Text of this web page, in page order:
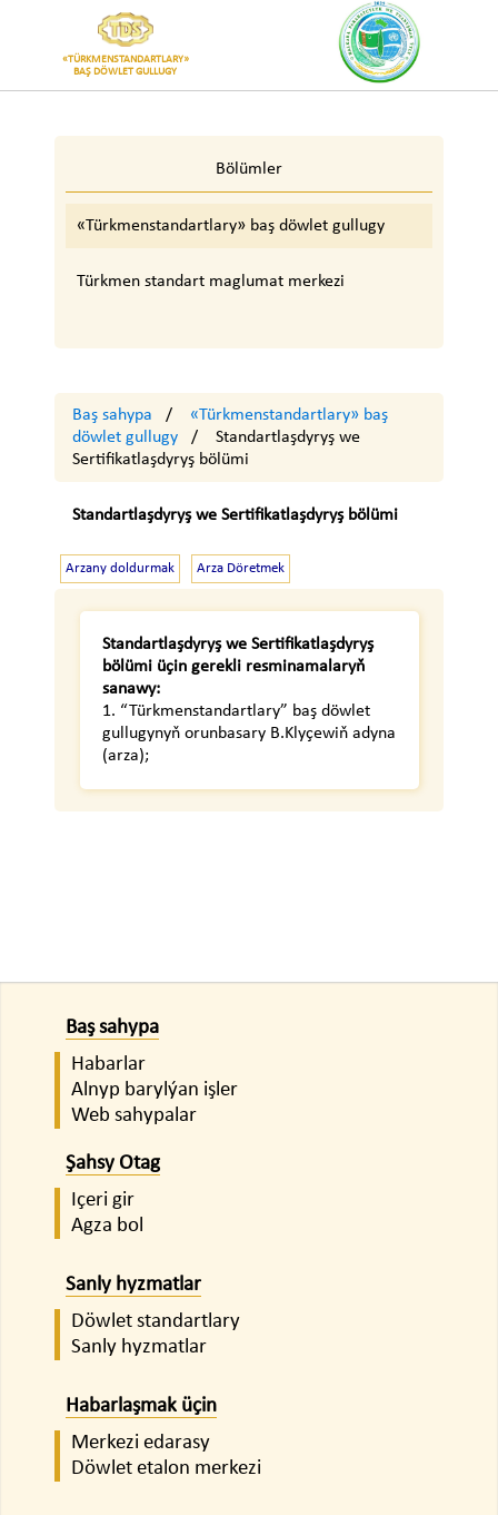
«TÜRKMENSTANDARTLARY»
BAŞ DÖWLET GULLUGY
Bölümler
«Türkmenstandartlary» baş döwlet gullugy
Türkmen standart maglumat merkezi
Baş sahypa
«Türkmenstandartlary» baş
döwlet gullugy
Standartlaşdyryş we
Sertifikatlaşdyryş bölümi
Standartlaşdyryş we Sertifikatlaşdyryş bölümi
Arzany doldurmak Arza Döretmek
Standartlaşdyryş we Sertifikatlaşdyryş
bölümiüçin gerekli resminamalaryň
sanawy:
1. “Türkmenstandartlary” baş döwlet
gullugynyň orunbasary B.Klyçewiň adyna
(arza);
Baş sahypa
Habarlar
Alnyp barylýan işler
Web sahypalar
Şahsy Otag
Içeri gir
Agza bol
Sanly hyzmatlar
Döwlet standartlary
Sanly hyzmatlar
Habarlaşmak üçin
Merkezi edarasy
Döwlet etalon merkezi